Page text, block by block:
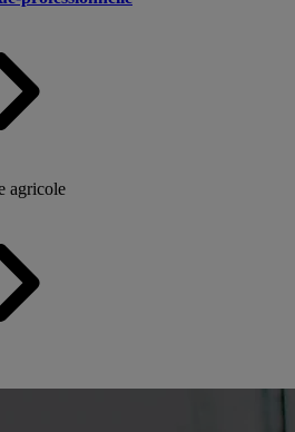
agricole